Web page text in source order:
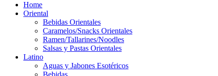
Home
Oriental
Bebidas Orientales
Caramelos/Snacks Orientales
Ramen/Tallarines/Noodles
Salsas y Pastas Orientales
Latino
Aguas y Jabones Esotéricos